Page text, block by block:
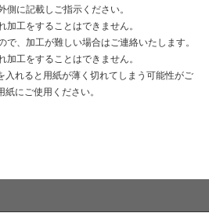
に記載しご指示ください。
工をすることはできません。
、加工が難しい場合はご連絡いたします。
工をすることはできません。
入れると用紙が薄く切れてしまう可能性がご
にご使用ください。